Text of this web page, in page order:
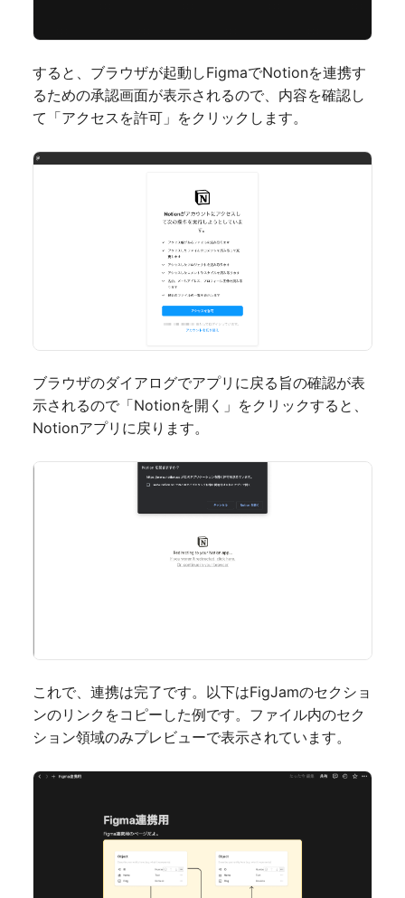
すると、ブラウザが起動しFigmaでNotionを連携す
るための承認画面が表示されるので、内容を確認し
て「アクセスを許可」をクリックします。
ブラウザのダイアログでアプリに戻る旨の確認が表
示されるので「Notionを開く」をクリックすると、
Notionアプリに戻ります。
これで、連携は完了です。以下はFigJamのセクショ
ンのリンクをコピーした例です。ファイル内のセク
ション領域のみプレビューで表示されています。